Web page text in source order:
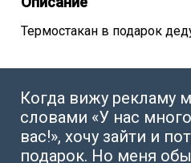
Термостакан в подарок
Когда вижу рекламу
словами «У нас
вас!», хочу зайти и
подарок. Но меня